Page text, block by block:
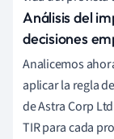
Análisis del
decisiones
Analicemos
aplicar la regla
de Astra Corp
TIR para cada